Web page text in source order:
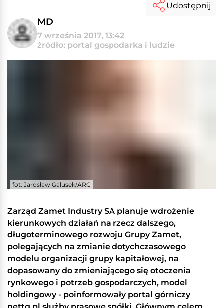
MD
7 września 2017, 13:42
źródło: portal gospodarka i ludzie
Udostępnij
fot: Jarosław Galusek/ARC
Zarząd Zamet Industry SA planuje wdrożenie
kierunkowych działań na rzecz dalszego,
długoterminowego rozwoju Grupy Zamet,
polegających na zmianie dotychczasowego
modelu organizacji grupy kapitałowej, na
dopasowany do zmieniającego się otoczenia
rynkowego i potrzeb gospodarczych, model
holdingowy - poinformowały portal górniczy